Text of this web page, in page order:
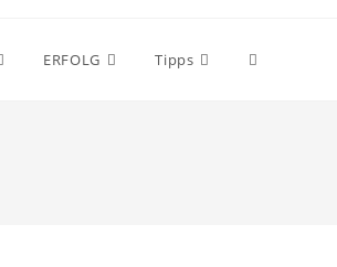
ERFOLG Tipps Website-